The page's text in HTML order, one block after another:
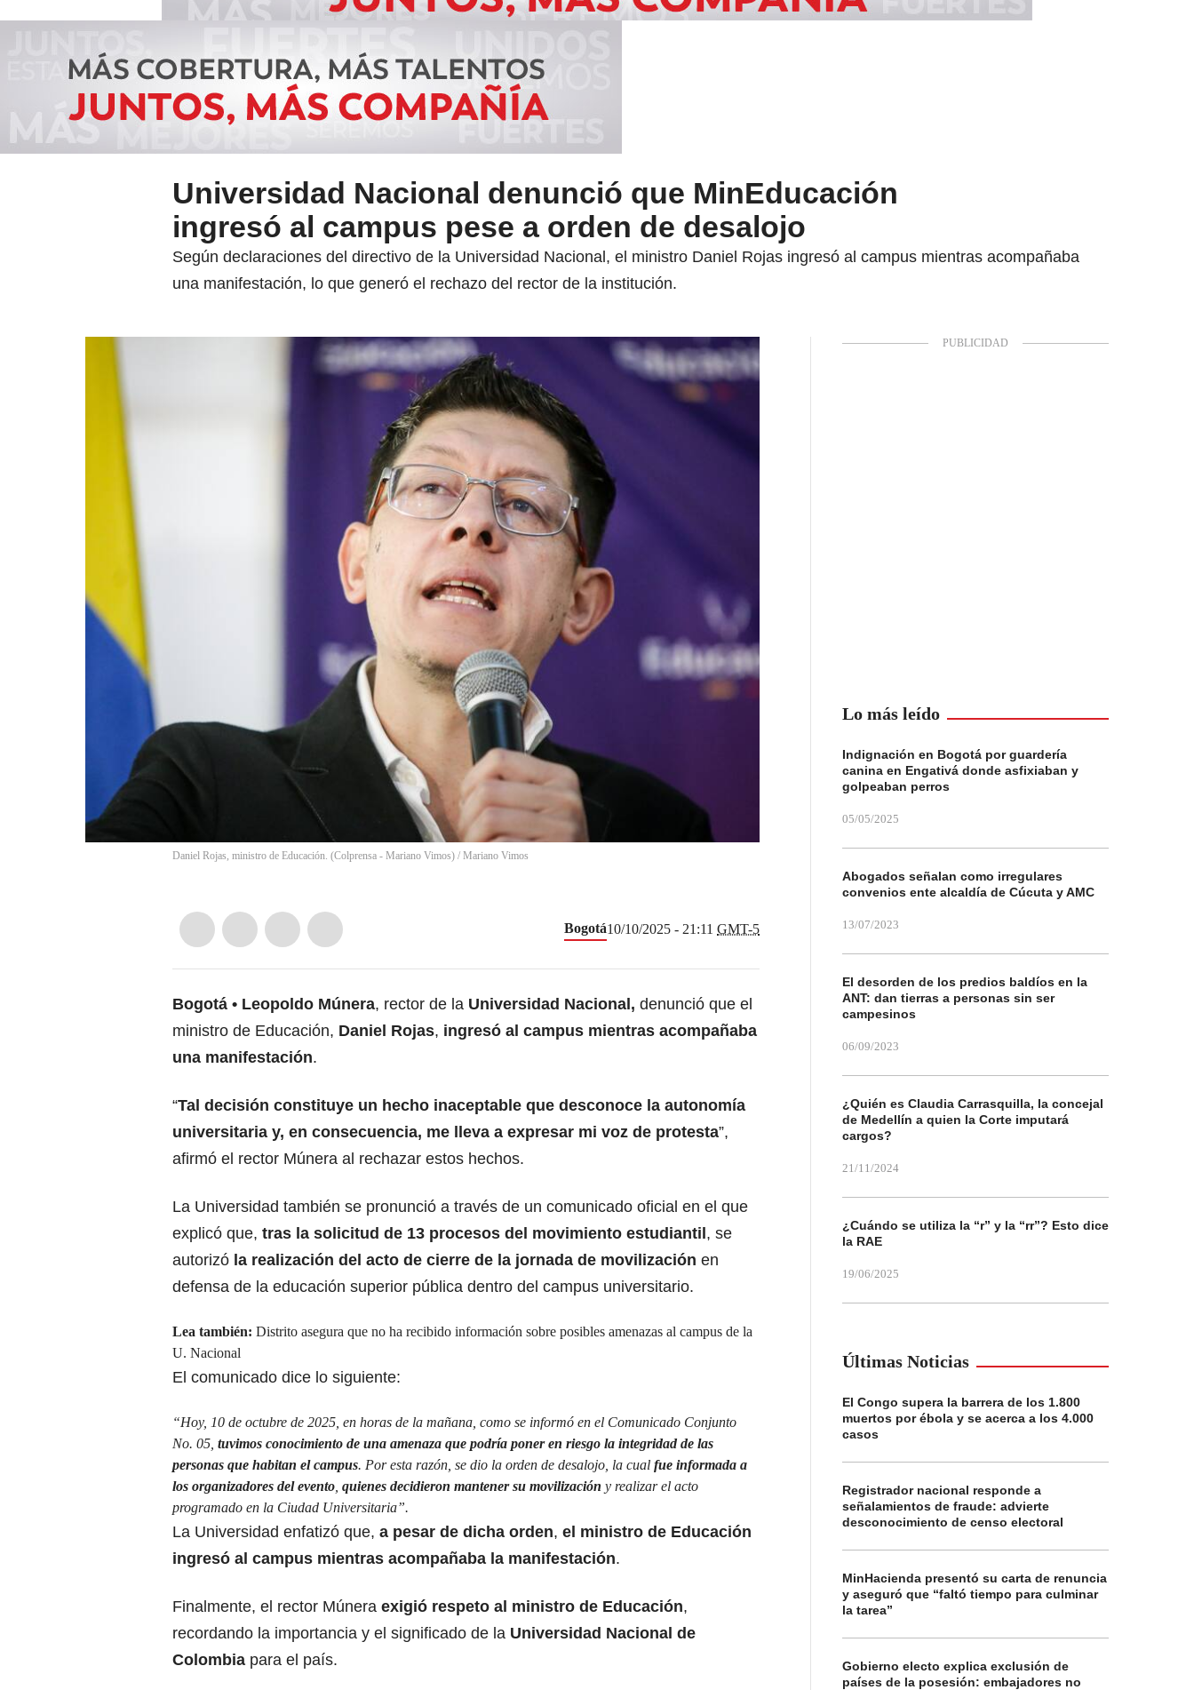
Universidad Nacional denunció que MinEducación
ingresó al campus pese a orden de desalojo
Según declaraciones del directivo de la Universidad Nacional, el ministro Daniel Rojas ingresó al campus mientras acompañaba
una manifestación, lo que generó el rechazo del rector de la institución.
Daniel Rojas, ministro de Educación. (Colprensa - Mariano Vimos) / Mariano Vimos
Bogotá10/10/2025 - 21:11 GMT-5
Bogotá Leopoldo Múnera, rector de la Universidad Nacional , denunció que el
ministro de Educación, Daniel Rojas, ingresó al campus mientras acompañaba
una manifestación.
“Tal decisión constituye un hecho inaceptable que desconoce la autonomía
universitaria y, en consecuencia, me lleva a expresar mi voz de protesta”,
afirmó el rector Múnera al rechazar estos hechos.
La Universidad también se pronunció a través de un comunicado oficial en el que
explicó que, tras la solicitud de 13 procesos del movimiento estudiantil , se
autorizó la realización del acto de cierre de la jornada de movilización en
defensa de la educación superior pública dentro del campus universitario.
Lea también: Distrito asegura que no ha recibido información sobre posibles amenazas al campus de la
U. Nacional
El comunicado dice lo siguiente:
“Hoy, 10 de octubre de 2025, en horas de la mañana, como se informó en el Comunicado Conjunto
No. 05, tuvimos conocimiento de una amenaza que podría poner en riesgo la integridad de las
personas que habitan el campus. Por esta razón, se dio la orden de desalojo, la cual fue informada a
los organizadores del evento quienes decidieron mantener su movilización y realizar el acto
programado en la Ciudad Universitaria”.
La Universidad enfatizó que, a pesar de dicha orden, el ministro de Educación
ingresó al campus mientras acompañaba la manifestación.
Finalmente, el rector Múnera exigió respeto al ministro de Educación,
recordando la importancia y el significado de la Universidad Nacional de
Colombia para el país.
Lo más leído
Indignación en Bogotá por guardería
canina en Engativá donde asfixiaban y
golpeaban perros
05/05/2025
Abogados señalan como irregulares
convenios ente alcaldía de Cúcuta y AMC
13/07/2023
El desorden de los predios baldíos en la
ANT: dan tierras a personas sin ser
campesinos
06/09/2023
¿Quién es Claudia Carrasquilla, la concejal
de Medellín a quien la Corte imputará
cargos?
21/11/2024
¿Cuándo se utiliza la “r” y la “rr”? Esto dice
la RAE
19/06/2025
Últimas Noticias
El Congo supera la barrera de los 1.800
muertos por ébola y se acerca a los 4.000
casos
Registrador nacional responde a
señalamientos de fraude: advierte
desconocimiento de censo electoral
MinHacienda presentó su carta de renuncia
y aseguró que “faltó tiempo para culminar
la tarea”
Gobierno electo explica exclusión de
países de la posesión: embajadores no